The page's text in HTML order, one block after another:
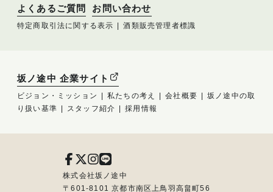
よくあるご質問 お問い合わせ
特定商取引法に関する表示 酒類販売管理者標識
坂ノ途中 企業サイト
ビジョン・ミッション 私たちの考え 会社概要
坂ノ途中の取
り扱い基準
スタッフ紹介 採用情報
株式会社坂ノ途中
〒601-8101 京都市南区上鳥羽高畠町56